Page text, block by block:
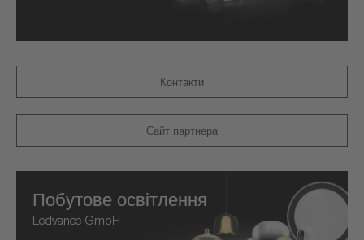
Контакти
Сайт партнера
Побутове освітлення
Ledvance GmbH